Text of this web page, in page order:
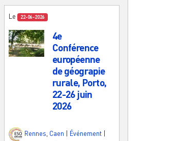
des mobilités durables dans les
Le 22-06-2026
4e
Conférence
européenne
de géograpie
rurale, Porto,
22-26 juin
2026
Rennes Caen Événement